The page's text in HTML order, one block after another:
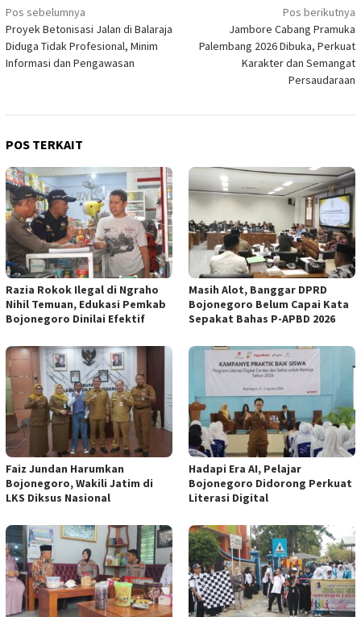
Navigasi
pos
Pos sebelumnya
Proyek Betonisasi Jalan di Balaraja
Diduga Tidak Profesional, Minim
Informasi dan Pengawasan
Pos berikutnya
Jambore Cabang Pramuka
Palembang 2026 Dibuka, Perkuat
Karakter dan Semangat
Persaudaraan
POS TERKAIT
Razia Rokok Ilegal di Ngraho
Nihil Temuan, Edukasi Pemkab
Bojonegoro Dinilai Efektif
Masih Alot, Banggar DPRD
Bojonegoro Belum Capai Kata
Sepakat Bahas P-APBD 2026
Faiz Jundan Harumkan
Bojonegoro, Wakili Jatim di
LKS Diksus Nasional
Hadapi Era AI, Pelajar
Bojonegoro Didorong Perkuat
Literasi Digital